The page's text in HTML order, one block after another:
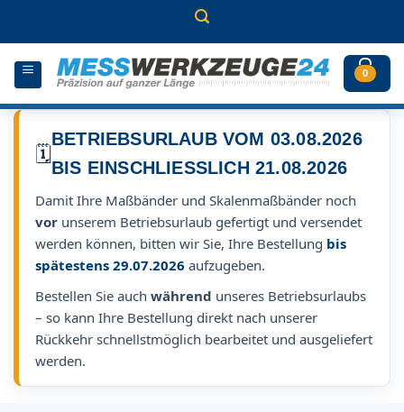
0
🗓️
BETRIEBSURLAUB VOM 03.08.2026
BIS EINSCHLIESSLICH 21.08.2026
Damit Ihre Maßbänder und Skalenmaßbänder noch
vor unserem Betriebsurlaub gefertigt und versendet
werden können, bitten wir Sie, Ihre Bestellung bis
spätestens 29.07.2026 aufzugeben.
Bestellen Sie auch während unseres Betriebsurlaubs
– so kann Ihre Bestellung direkt nach unserer
Rückkehr schnellstmöglich bearbeitet und ausgeliefert
werden.